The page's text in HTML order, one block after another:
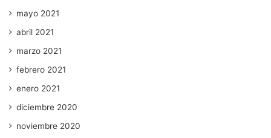
mayo 2021
abril 2021
marzo 2021
febrero 2021
enero 2021
diciembre 2020
noviembre 2020